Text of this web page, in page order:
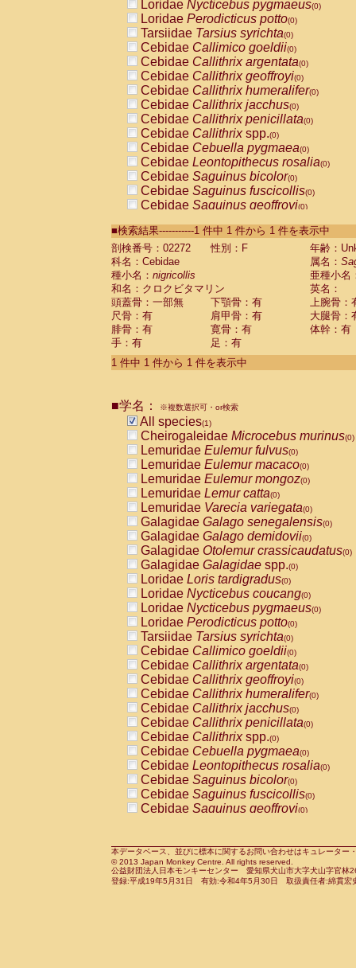
Loridae Nycticebus pygmaeus(0)
Loridae Perodicticus potto(0)
Tarsiidae Tarsius syrichta(0)
Cebidae Callimico goeldii(0)
Cebidae Callithrix argentata(0)
Cebidae Callithrix geoffroyi(0)
Cebidae Callithrix humeralifer(0)
Cebidae Callithrix jacchus(0)
Cebidae Callithrix penicillata(0)
Cebidae Callithrixspp.(0)
Cebidae Cebuella pygmaea(0)
Cebidae Leontopithecus rosalia(0)
Cebidae Saguinus bicolor(0)
Cebidae Saguinus fuscicollis(0)
Cebidae Saguinus geoffroyi(0)
CebidaeSaguinus labiatus(0)
Cebidae Saguinus leucopus (0)
Cebidae
CebidaeSaguinus mystax
CebidaeSaguinus nigricollis (1)
Cebidae Saguinus oedipus
Cebidae Saguinus weddelli
Cebidae Saguinusspp.
Cebidae Aotus trivirgatus
Cebidae Cebus albifrons
CebidaeCebus nigrivittatus
CebidaeCebus
CebidaeSaimiri boliviensis(0)
CebidaeSaimiri sciureus(0)
AtelidaeAlouatta caraya(0)
AtelidaeAlouatta fusca(0)
AtelidaeAlouatta seniculus
AtelidaeAlouattaspp.(0)
AtelidaeAteles belzebuth(0)
AtelidaeAteles geoffroyi(0)
AtelidaeAteles paniscus(0)
AtelidaeAtelesspp.(0)
Atelidae Lagothrix lagothricha
AtelidaeLagothrix lagothricha cana
PitheciidaeCacajao calvus
PitheciidaeCallicebus cupreus
PitheciidaeCallicebus donacophilus
PitheciidaeCallicebus moloch
PitheciidaeCallicebus torquatus
PitheciidaeCallicebusspp.(0)
PitheciidaeChiropotes satanas(0)
PitheciidaePithecia monachus
PitheciidaePithecia pithecia(0)
CercopithecidaeCercocebus agilis
CercopithecidaeCercocebus
CercopithecidaeCercocebus
CercopithecidaeCercocebus
CercopithecidaeCercocebus
CercopithecidaeCercocebushybrid
CercopithecidaePapio anubis(0)
CercopithecidaePapio cynocephalus
CercopithecidaePapio hamadryas(0)
■検索結果-----------1 件中 1 件から 1 件を表示中
剖検番号：02272
性別：F
年齢：
科名：Cebidae
属名：
種小名： nigricollis
亜種小名
和名：クロクビタマリン
英名：
頭蓋骨：一部無
下顎骨：有
上腕骨：
尺骨：有
肩甲骨：有
大腿骨：
腓骨：有
寛骨：有
体幹：有
手：有
足：有
1 件中 1 件から 1 件を表示中
■学名： ※複数選択可・or検索
All species(1)
Cheirogaleidae Microcebus murinus(0)
Lemuridae Eulemur fulvus(0)
Lemuridae Eulemur macaco(0)
Lemuridae Eulemur mongoz(0)
Lemuridae Lemur catta(0)
Lemuridae Varecia variegata(0)
Galagidae Galago senegalensis(0)
Galagidae Galago demidovii(0)
Galagidae Otolemur crassicaudatus(0)
Galagidae Galagidae spp.(0)
Loridae Loris tardigradus(0)
Loridae Nycticebus coucang(0)
Loridae Nycticebus pygmaeus(0)
Loridae Perodicticus potto(0)
Tarsiidae Tarsius syrichta(0)
Cebidae Callimico goeldii(0)
Cebidae Callithrix argentata(0)
Cebidae Callithrix geoffroyi(0)
Cebidae Callithrix humeralifer(0)
Cebidae Callithrix jacchus(0)
Cebidae Callithrix penicillata(0)
Cebidae Callithrixspp.(0)
Cebidae Cebuella pygmaea(0)
Cebidae Leontopithecus rosalia(0)
Cebidae Saguinus bicolor(0)
Cebidae Saguinus fuscicollis(0)
Cebidae Saguinus geoffroyi(0)
CebidaeSaguinus leucopus(0)
CebidaeSaguinus midas(0)
Cebidae Saguinus mystax(0)
本データベース、並びに標本に関するお問い合わせはキュレータ
© 2013 Japan Monkey Centre. All rights reserved.
公益財団法人日本モンキーセンター 愛知県犬山市大字犬山字官
登録:平成19年5月31日 有効:令和4年5月30日 取扱責任者:綿貫宏